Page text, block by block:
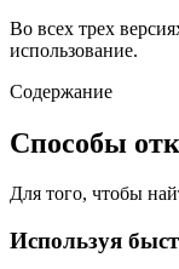
Во всех трех
использование.
Содержание
Способы
Для того, чтобы
Используя